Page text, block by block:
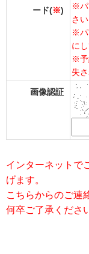
ード(※)
※パ
さい
※パ
に
※予
失
画像認証
インターネットで
げます。
こちらからのご連
何卒ご了承くださ